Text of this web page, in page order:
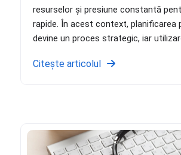
resurselor și presiune constantă
rapide. În acest context, planificarea
devine un proces strategic, iar
Citește articolul